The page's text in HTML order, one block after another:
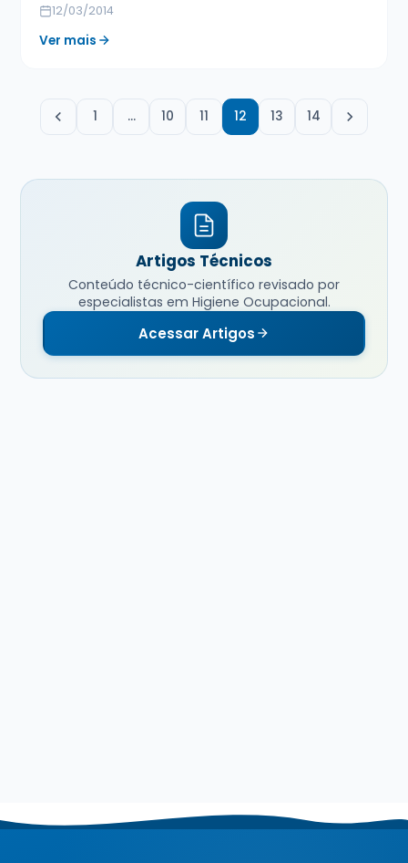
12/03/2014
Ver mais
1 … 10 11 12 13 14
Artigos Técnicos
Conteúdo técnico-científico revisado por
especialistas em Higiene Ocupacional.
Acessar Artigos